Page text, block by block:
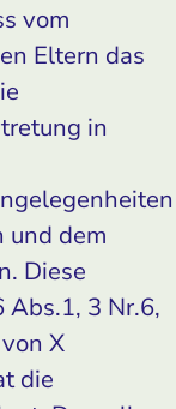
vom
Eltern das
in
und dem
Diese
Abs.1, 3 Nr.6,
X
die